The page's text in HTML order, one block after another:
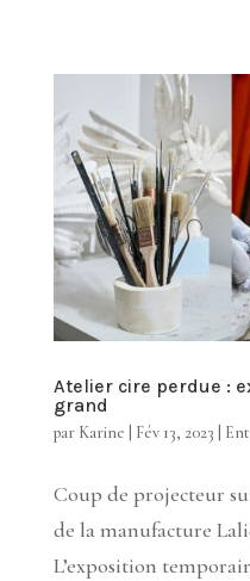
Atelier cire perdue :
grand
par Karine Fév 13, 2023
Coup de projecteur
de la manufacture
L’exposition